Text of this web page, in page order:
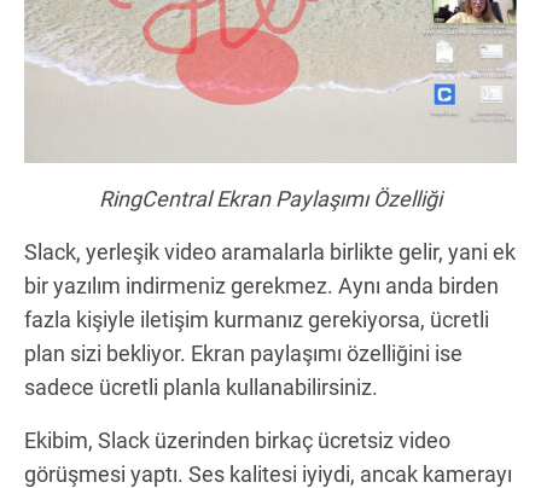
RingCentral Ekran Paylaşımı Özelliği
Slack, yerleşik video aramalarla birlikte gelir, yani ek
bir yazılım indirmeniz gerekmez. Aynı anda birden
fazla kişiyle iletişim kurmanız gerekiyorsa, ücretli
plan sizi bekliyor. Ekran paylaşımı özelliğini ise
sadece ücretli planla kullanabilirsiniz.
Ekibim, Slack üzerinden birkaç ücretsiz video
görüşmesi yaptı. Ses kalitesi iyiydi, ancak kamerayı